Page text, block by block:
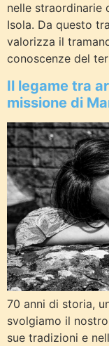
nelle straordinarie
Isola. Da questo
valorizza il
conoscenze del
Il legame tra
missione di
70 anni di storia,
svolgiamo il
sue tradizioni e